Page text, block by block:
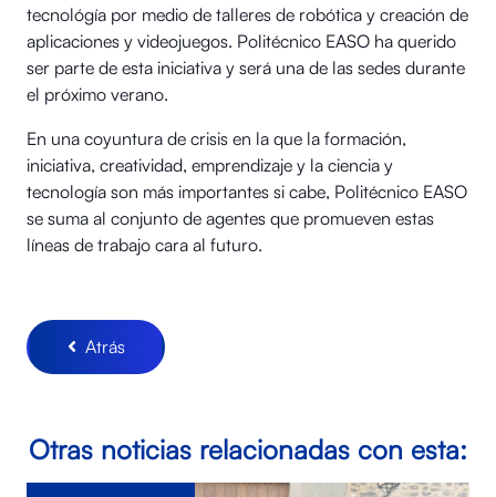
tecnológía por medio de talleres de robótica y creación de
aplicaciones y videojuegos. Politécnico EASO ha querido
ser parte de esta iniciativa y será una de las sedes durante
el próximo verano.
En una coyuntura de crisis en la que la formación,
iniciativa, creatividad, emprendizaje y la ciencia y
tecnología son más importantes si cabe, Politécnico EASO
se suma al conjunto de agentes que promueven estas
líneas de trabajo cara al futuro.
Atrás
Otras noticias relacionadas con esta: